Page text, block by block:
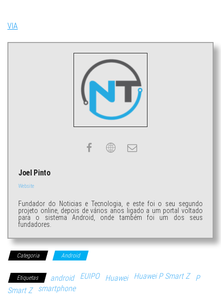
VIA
Joel Pinto
Website
Fundador do Noticias e Tecnologia, e este foi o seu segundo
projeto online, depois de vários anos ligado a um portal voltado
para o sistema Android, onde também foi um dos seus
fundadores.
Categoria Android
Etiquetas android EUIPO Huawei Huawei P Smart Z
P
Smart Z
smartphone